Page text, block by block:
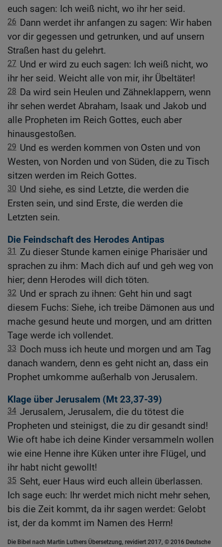
euch sagen: Ich weiß nicht, wo ihr her seid.
26 Dann werdet ihr anfangen zu sagen: Wir haben
vor dir gegessen und getrunken, und auf unsern
Straßen hast du gelehrt.
27 Und er wird zu euch sagen: Ich weiß nicht, wo
ihr her seid. Weicht alle von mir, ihr Übeltäter!
28 Da wird sein Heulen und Zähneklappern, wenn
ihr sehen werdet Abraham, Isaak und Jakob und
alle Propheten im Reich Gottes, euch aber
hinausgestoßen.
29 Und es werden kommen von Osten und von
Westen, von Norden und von Süden, die zu Tisch
sitzen werden im Reich Gottes.
30 Und siehe, es sind Letzte, die werden die
Ersten sein, und sind Erste, die werden die
Letzten sein.
Die Feindschaft des Herodes Antipas
31 Zu dieser Stunde kamen einige Pharisäer und
sprachen zu ihm: Mach dich auf und geh weg von
hier; denn Herodes will dich töten.
32 Und er sprach zu ihnen: Geht hin und sagt
diesem Fuchs: Siehe, ich treibe Dämonen aus und
mache gesund heute und morgen, und am dritten
Tage werde ich vollendet.
33 Doch muss ich heute und morgen und am Tag
danach wandern, denn es geht nicht an, dass ein
Prophet umkomme außerhalb von Jerusalem.
Klage über Jerusalem (Mt 23,37-39)
34 Jerusalem, Jerusalem, die du tötest die
Propheten und steinigst, die zu dir gesandt sind!
Wie oft habe ich deine Kinder versammeln wollen
wie eine Henne ihre Küken unter ihre Flügel, und
ihr habt nicht gewollt!
35 Seht, euer Haus wird euch allein überlassen.
Ich sage euch: Ihr werdet mich nicht mehr sehen,
bis die Zeit kommt, da ihr sagen werdet: Gelobt
ist, der da kommt im Namen des Herrn!
Die Bibel nach Martin Luthers Übersetzung, revidiert 2017, © 2016 Deutsche